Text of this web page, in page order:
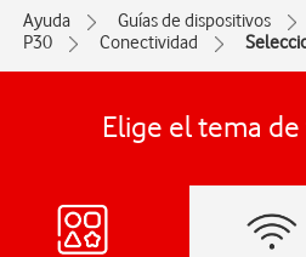
Ayuda Guías de dispositivos
P30
Conectividad
Elige el tema